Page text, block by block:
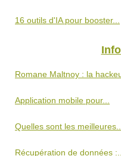
16 outils d'IA pour booster...
Romane Maltnoy : la
Application mobile pour...
Quelles sont les
Récupération de données